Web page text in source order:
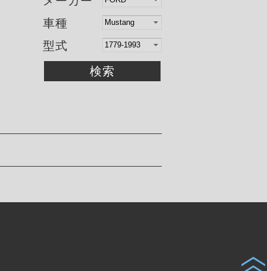
車種
型式
検索